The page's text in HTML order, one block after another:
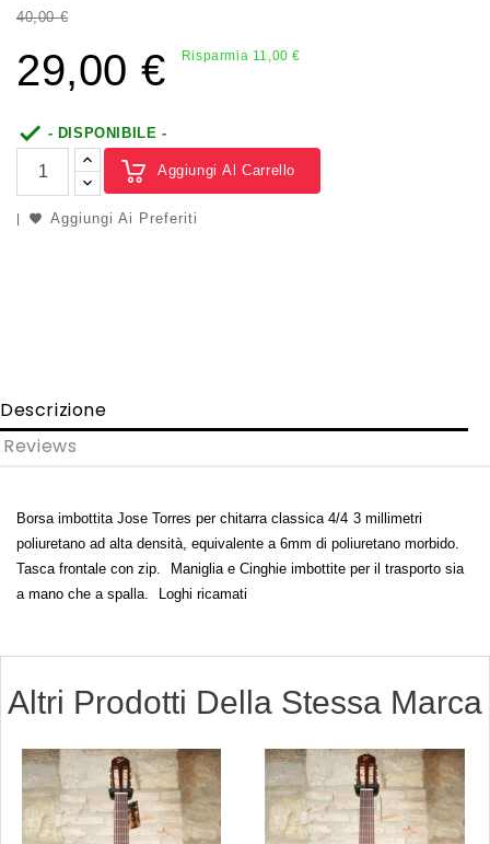
40,00 €
29,00 € Risparmia 11,00 €
 - DISPONIBILE -
Aggiungi Al Carrello
Aggiungi Ai Preferiti
Descrizione
Reviews
Borsa imbottita Jose Torres per chitarra classica 4/4 3 millimetri
poliuretano ad alta densità, equivalente a 6mm di poliuretano morbido.
Tasca frontale con zip.
Maniglia e Cinghie imbottite per il trasporto sia
a mano che a spalla.
Loghi ricamati
Altri Prodotti Della Stessa Marca